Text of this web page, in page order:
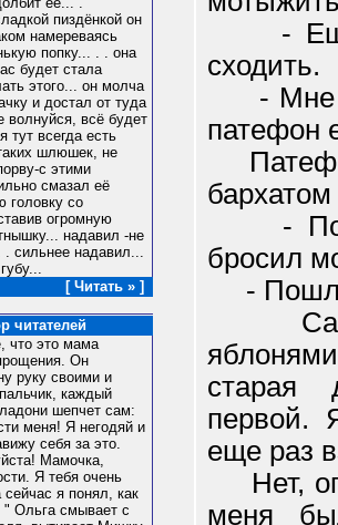
пиздёнкой он
намереваясь
попку... . . она
будет стала
этого... он молча
и достал от туда
волнуйся, всё будет
тут всегда есть
шлюшек, не
с этими
смазал её
головку со
огромную
надавил -не
. сильнее надавил...
[ Читать » ]
читателей
что это мама
Он
руку своими и
каждый
шепчет сам:
меня! Я негодяй и
себя за это.
Мамочка,
Я тебя очень
я понял, как
" Ольга смывает с
- Еще
сходить.
- Мне
патефон
-
бросил
-
Сарай
старая
первой.
еще раз
Нет,
меня